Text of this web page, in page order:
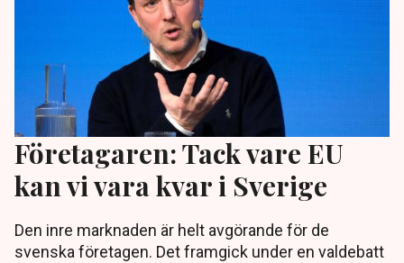
Företagaren: Tack vare EU
kan vi vara kvar i Sverige
Den inre marknaden är helt avgörande för de
svenska företagen. Det framgick under en valdebatt